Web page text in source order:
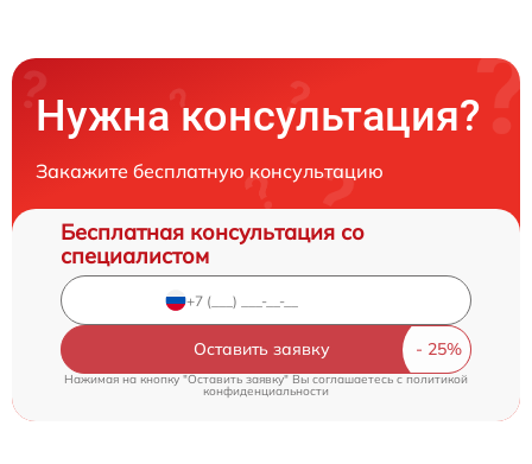
Нужна консультация?
Закажите бесплатную консультацию
Бесплатная консультация со
специалистом
Оставить заявку
Нажимая на кнопку "Оставить заявку" Вы соглашаетесь c политикой
конфиденциальности